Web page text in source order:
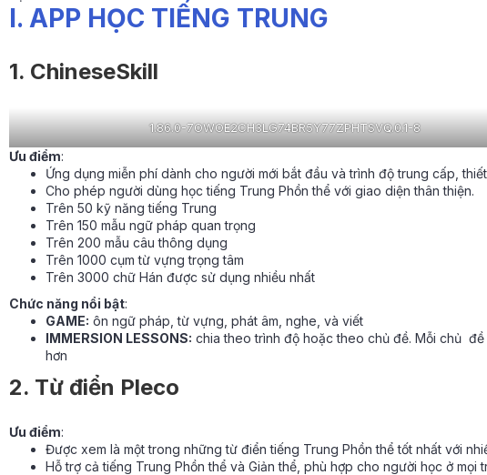
I. APP HỌC TIẾNG TRUNG
1. ChineseSkill
1.86.0-7OWOE2CH3LG74BR5Y77ZPHTSVQ.0.1-8
Ưu điểm:
Ứng dụng miễn phí dành cho người mới bắt đầu và trình độ trung cấp,
Cho phép người dùng học tiếng Trung Phồn thể với giao diện thân thiện.
Trên 50 kỹ năng tiếng Trung
Trên 150 mẫu ngữ pháp quan trọng
Trên 200 mẫu câu thông dụng
Trên 1000 cụm từ vựng trọng tâm
Trên 3000 chữ Hán được sử dụng nhiều nhất
Chức năng nổi bật:
GAME: ôn ngữ pháp, từ vựng, phát âm, nghe, và viết
IMMERSION LESSONS: chia theo trình độ hoặc theo chủ đề. Mỗi chủ
hơn
2. Từ điển Pleco
Ưu điểm:
Được xem là một trong những từ điển tiếng Trung Phồn thể tốt nhất với
Hỗ trợ cả tiếng Trung Phồn thể và Giản thể, phù hợp cho người học ở mọi